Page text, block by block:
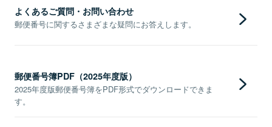
よくあるご質問・お問い合わせ
郵便番号に関するさまざまな疑問にお答えします。
郵便番号簿PDF（2025年度版）
2025年度版郵便番号簿をPDF形式でダウンロードできま
す。